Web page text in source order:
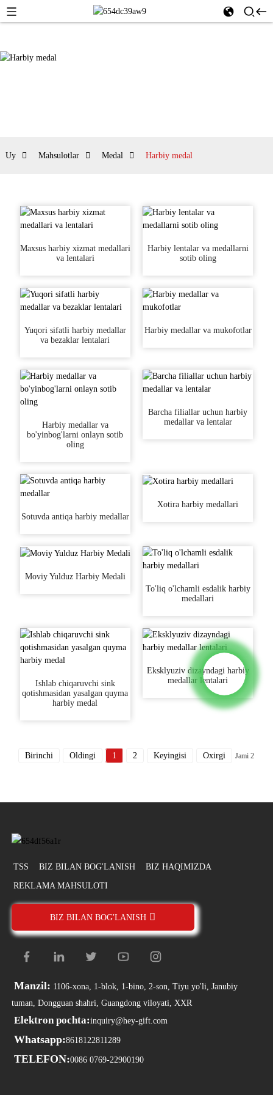
Uy Mahsulotlar Medal Harbiy medal
Maxsus harbiy xizmat medallari
va lentalari
Harbiy lentalar va medallarni
sotib oling
Yuqori sifatli harbiy medallar
va bezaklar lentalari
Harbiy medallar va mukofotlar
Harbiy medallar va
bo'yinbog'larni onlayn sotib
oling
Barcha filiallar uchun harbiy
medallar va lentalar
Sotuvda antiqa harbiy medallar
Xotira harbiy medallari
Moviy Yulduz Harbiy Medali
To'liq o'lchamli esdalik harbiy
medallari
Ishlab chiqaruvchi sink
qotishmasidan yasalgan quyma
harbiy medal
Eksklyuziv dizayndagi harbiy
medallar lentalari
Birinchi Oldingi 1 2 Keyingisi Oxirgi Jami 2
TSS BIZ BILAN BOG'LANISH BIZ HAQIMIZDA
REKLAMA MAHSULOTI
BIZ BILAN BOG'LANISH
Manzil: 1106-xona, 1-blok, 1-bino, 2-son, Tiyu yo'li, Janubiy
tuman, Dongguan shahri, Guangdong viloyati, XXR
Elektron pochta:inquiry@hey-gift.com
Whatsapp:8618122811289
TELEFON:0086 0769-22900190